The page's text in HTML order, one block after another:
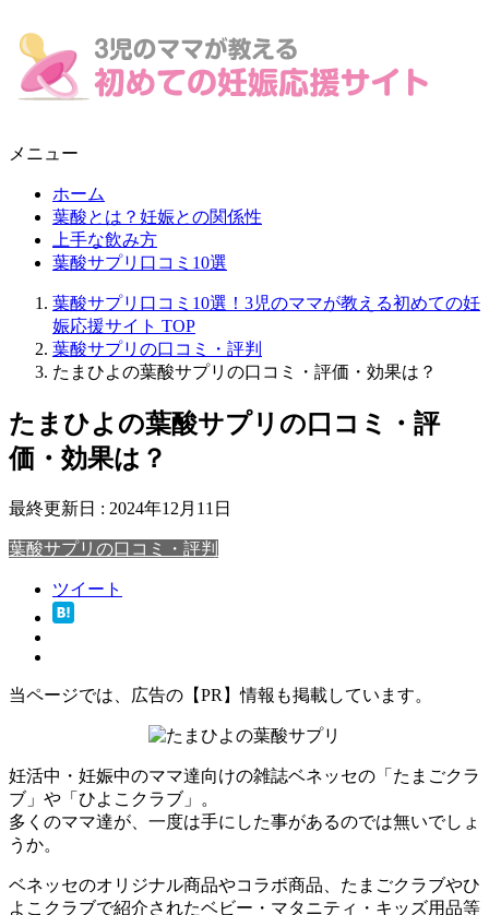
メニュー
ホーム
葉酸とは？妊娠との関係性
上手な飲み方
葉酸サプリ口コミ10選
葉酸サプリ口コミ10選！3児のママが教える初めての妊
娠応援サイト TOP
葉酸サプリの口コミ・評判
たまひよの葉酸サプリの口コミ・評価・効果は？
たまひよの葉酸サプリの口コミ・評
価・効果は？
最終更新日 : 2024年12月11日
葉酸サプリの口コミ・評判
ツイート
当ページでは、広告の【PR】情報も掲載しています。
妊活中・妊娠中のママ達向けの雑誌ベネッセの「たまごクラ
ブ」や「ひよこクラブ」。
多くのママ達が、一度は手にした事があるのでは無いでしょ
うか。
ベネッセのオリジナル商品やコラボ商品、たまごクラブやひ
よこクラブで紹介されたベビー・マタニティ・キッズ用品等